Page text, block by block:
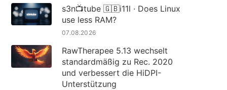
s3n📺tube 🇬🇧i11l · Does Linux
use less RAM?
07.08.2026
RawTherapee 5.13 wechselt
standardmäßig zu Rec. 2020
und verbessert die HiDPI-
Unterstützung